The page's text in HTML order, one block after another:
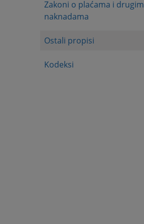
Zakoni o plaćama i drugim
naknadama
Ostali propisi
Kodeksi